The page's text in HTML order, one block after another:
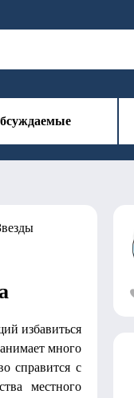
избавиться
много
справится с
местного